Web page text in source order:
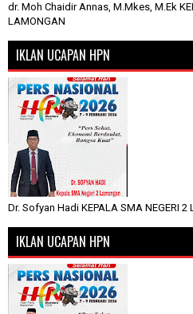
dr. Moh Chaidir Annas, M.Mkes, M.Ek
LAMONGAN
IKLAN UCAPAN HPN
Dr. Sofyan Hadi KEPALA SMA NEGERI 2
IKLAN UCAPAN HPN